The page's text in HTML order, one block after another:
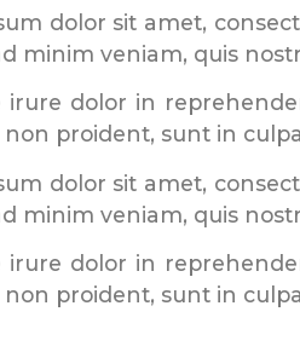
dolor sit amet,
minim veniam, quis
irure dolor in
proident, sunt in
dolor sit amet,
minim veniam, quis
irure dolor in
proident, sunt in